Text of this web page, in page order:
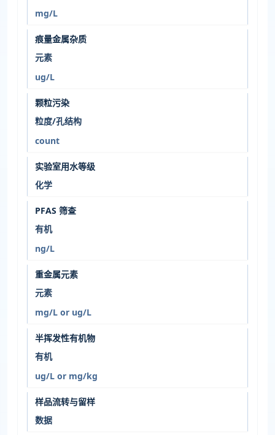
mg/L
痕量金属杂质
元素
ug/L
颗粒污染
粒度/孔结构
count
实验室用水等级
化学
PFAS 筛查
有机
ng/L
重金属元素
元素
mg/L or ug/L
半挥发性有机物
有机
ug/L or mg/kg
样品流转与留样
数据